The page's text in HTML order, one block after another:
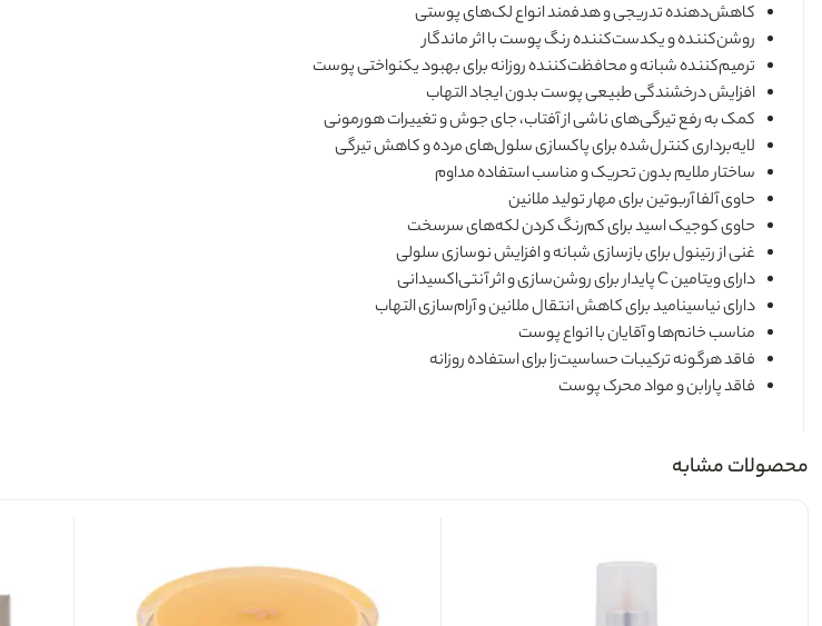
کاهش‌دهنده تدریجی و هدفمند انواع لک‌های پوستی
روشن‌کننده و یکدست‌کننده رنگ پوست با اثر ماندگار
ترمیم‌کننده شبانه و محافظت‌کننده روزانه برای بهبود یکنواختی پوست
افزایش درخشندگی طبیعی پوست بدون ایجاد التهاب
کمک به رفع تیرگی‌های ناشی از آفتاب، جای جوش و تغییرات هورمونی
لایه‌برداری کنترل‌شده برای پاکسازی سلول‌های مرده و کاهش تیرگی
ساختار ملایم بدون تحریک و مناسب استفاده مداوم
حاوی آلفا آربوتین برای مهار تولید ملانین
حاوی کوجیک اسید برای کم‌رنگ کردن لکه‌های سرسخت
غنی از رتینول برای بازسازی شبانه و افزایش نوسازی سلولی
دارای ویتامین C پایدار برای روشن‌سازی و اثر آنتی‌اکسیدانی
دارای نیاسینامید برای کاهش انتقال ملانین و آرام‌سازی التهاب
مناسب خانم‌ها و آقایان با انواع پوست
فاقد هرگونه ترکیبات حساسیت‌زا برای استفاده روزانه
فاقد پارابن و مواد محرک پوست
محصولات مشابه